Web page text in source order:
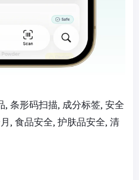
, 条形码扫描, 成分标签, 安全
, 食品安全, 护肤品安全, 清